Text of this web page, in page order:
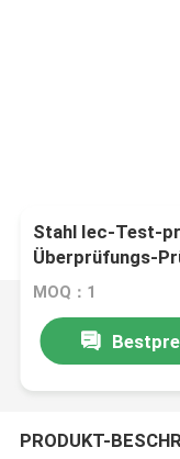
Stahl Iec-Test-
Überprüfungs-
MOQ：1
PRODUKT-